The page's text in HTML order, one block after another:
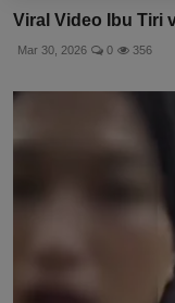
Viral Video Ibu Tiri
Mar 30, 2026 0 356